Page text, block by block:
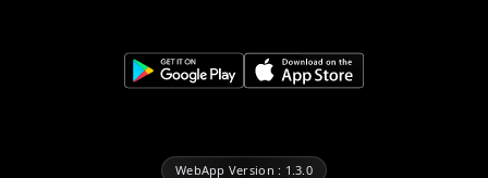
WebApp Version : 1.3.0